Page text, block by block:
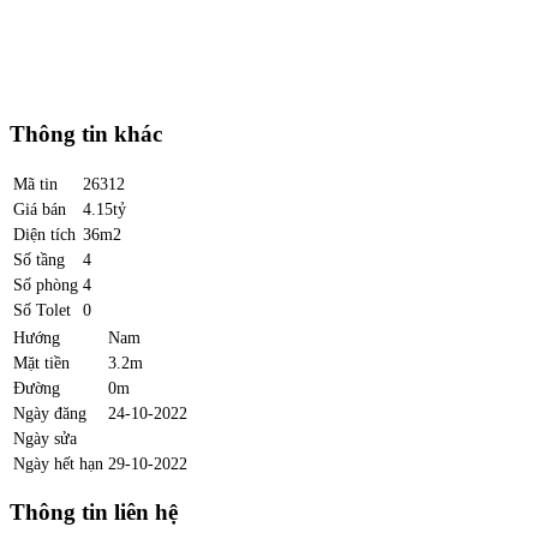
Thông tin khác
Mã tin
26312
Giá bán
4.15tỷ
Diện tích 36m2
Số tầng
4
Số phòng 4
Số Tolet
0
Hướng
Nam
Mặt tiền
3.2m
Đường
0m
Ngày đăng
24-10-2022
Ngày sửa
Ngày hết hạn 29-10-2022
Thông tin liên hệ